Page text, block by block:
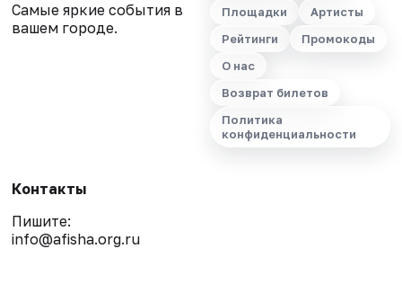
Самые яркие события в
вашем городе.
Площадки
Артисты
Рейтинги
Промокоды
О нас
Возврат билетов
Политика
конфиденциальности
Контакты
Пишите:
info@afisha.org.ru